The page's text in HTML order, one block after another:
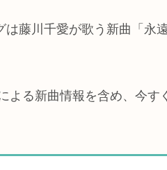
藤川千愛が歌う新曲「永
よる新曲情報を含め、今す